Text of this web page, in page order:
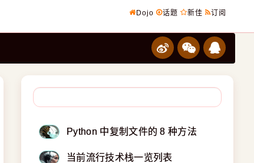
Dojo 话题 新佳 订阅
Python 中复制文件的 8 种方法
当前流行技术栈一览列表